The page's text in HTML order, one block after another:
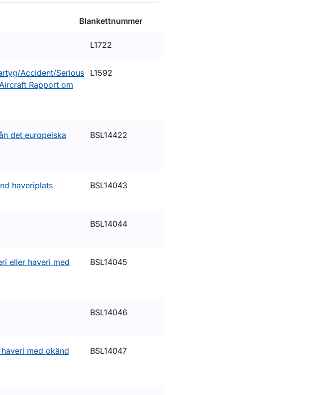
Blankettnummer
L1722
Accident/Serious
Rapport om
L1592
det europeiska
BSL14422
haveriplats BSL14043
BSL14044
eller haveri med
BSL14045
BSL14046
med okänd
BSL14047